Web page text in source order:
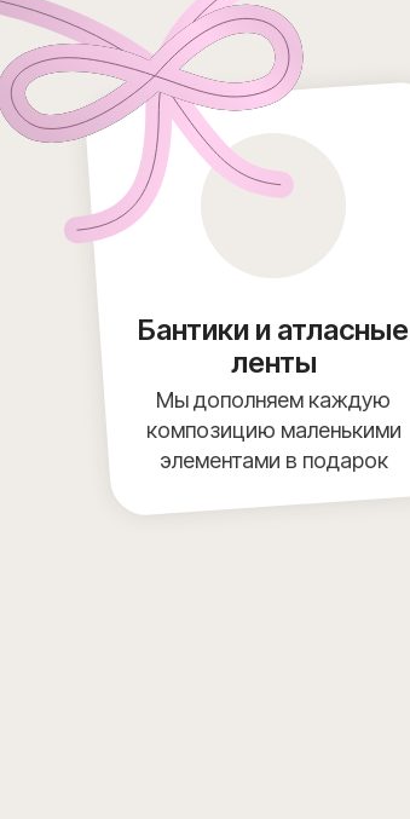
Мы дополняем каждую
композицию маленькими
элементами в подарок
Бантики и атласные
ленты